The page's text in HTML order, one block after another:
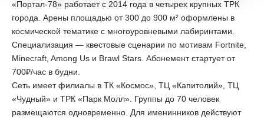
«Портал-78» работает с 2014 года в четырех крупных ТРК
города. Арены площадью от 300 до 900 м² оформлены в
космической тематике с многоуровневыми лабиринтами.
Специализация — квестовые сценарии по мотивам Fortnite,
Minecraft, Among Us и Brawl Stars. Абонемент стартует от
700₽/час в будни.
Сеть имеет филиалы в ТК «Космос», ТЦ «Капитолий», ТЦ
«Чудный» и ТРК «Парк Молл». Группы до 70 человек
размещаются одновременно. Для именинников действуют